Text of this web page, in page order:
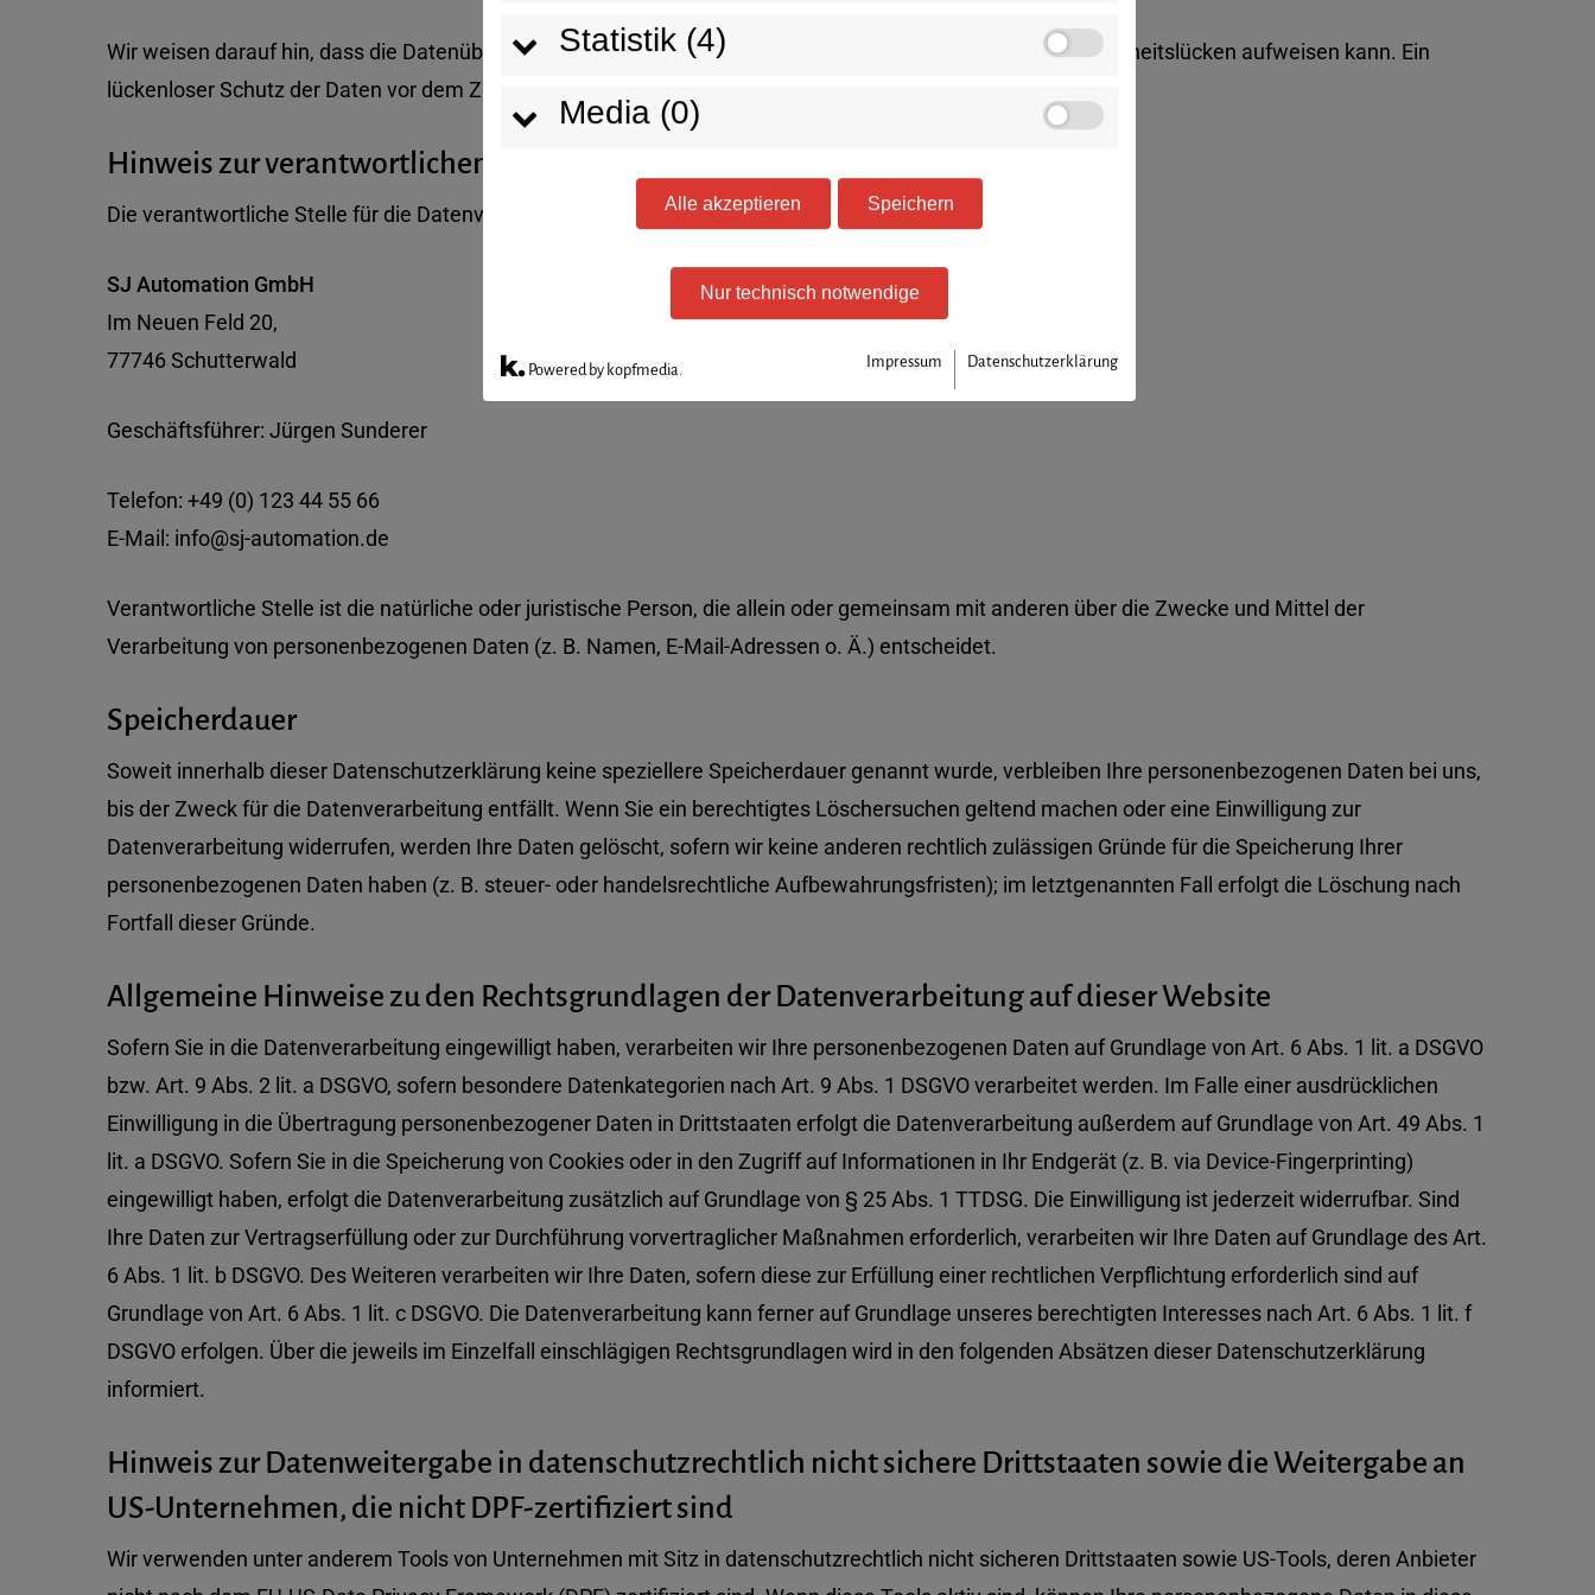
Statistik (4)
Media (0)
Alle akzeptieren Speichern
Nur technisch notwendige
Powered by kopfmedia. Impressum Datenschutzerklärung
Wir weisen darauf hin, dass die Datenübertragung im Internet (z. B. bei der Kommunikation per E-Mail) Sicherheitslücken aufweisen kann. Ein
lückenloser Schutz der Daten vor dem Zugriff durch Dritte ist nicht möglich.
Hinweis zur verantwortlichen Stelle
Die verantwortliche Stelle für die Datenverarbeitung auf dieser Website ist:
SJ Automation GmbH
Im Neuen Feld 20,
77746 Schutterwald
Geschäftsführer: Jürgen Sunderer
Telefon: +49 (0) 123 44 55 66
E-Mail: info@sj-automation.de
Verantwortliche Stelle ist die natürliche oder juristische Person, die allein oder gemeinsam mit anderen über die Zwecke und Mittel der
Verarbeitung von personenbezogenen Daten (z. B. Namen, E-Mail-Adressen o. Ä.) entscheidet.
Speicherdauer
Soweit innerhalb dieser Datenschutzerklärung keine speziellere Speicherdauer genannt wurde, verbleiben Ihre personenbezogenen Daten bei uns,
bis der Zweck für die Datenverarbeitung entfällt. Wenn Sie ein berechtigtes Löschersuchen geltend machen oder eine Einwilligung zur
Datenverarbeitung widerrufen, werden Ihre Daten gelöscht, sofern wir keine anderen rechtlich zulässigen Gründe für die Speicherung Ihrer
personenbezogenen Daten haben (z. B. steuer- oder handelsrechtliche Aufbewahrungsfristen); im letztgenannten Fall erfolgt die Löschung nach
Fortfall dieser Gründe.
Allgemeine Hinweise zu den Rechtsgrundlagen der Datenverarbeitung auf dieser Website
Sofern Sie in die Datenverarbeitung eingewilligt haben, verarbeiten wir Ihre personenbezogenen Daten auf Grundlage von Art. 6 Abs. 1 lit. a DSGVO
bzw. Art. 9 Abs. 2 lit. a DSGVO, sofern besondere Datenkategorien nach Art. 9 Abs. 1 DSGVO verarbeitet werden. Im Falle einer ausdrücklichen
Einwilligung in die Übertragung personenbezogener Daten in Drittstaaten erfolgt die Datenverarbeitung außerdem auf Grundlage von Art. 49 Abs. 1
lit. a DSGVO. Sofern Sie in die Speicherung von Cookies oder in den Zugriff auf Informationen in Ihr Endgerät (z. B. via Device-Fingerprinting)
eingewilligt haben, erfolgt die Datenverarbeitung zusätzlich auf Grundlage von § 25 Abs. 1 TTDSG. Die Einwilligung ist jederzeit widerrufbar. Sind
Ihre Daten zur Vertragserfüllung oder zur Durchführung vorvertraglicher Maßnahmen erforderlich, verarbeiten wir Ihre Daten auf Grundlage des Art.
6 Abs. 1 lit. b DSGVO. Des Weiteren verarbeiten wir Ihre Daten, sofern diese zur Erfüllung einer rechtlichen Verpflichtung erforderlich sind auf
Grundlage von Art. 6 Abs. 1 lit. c DSGVO. Die Datenverarbeitung kann ferner auf Grundlage unseres berechtigten Interesses nach Art. 6 Abs. 1 lit. f
DSGVO erfolgen. Über die jeweils im Einzelfall einschlägigen Rechtsgrundlagen wird in den folgenden Absätzen dieser Datenschutzerklärung
informiert.
Hinweis zur Datenweitergabe in datenschutzrechtlich nicht sichere Drittstaaten sowie die Weitergabe an
US-Unternehmen, die nicht DPF-zertifiziert sind
Wir verwenden unter anderem Tools von Unternehmen mit Sitz in datenschutzrechtlich nicht sicheren Drittstaaten sowie US-Tools, deren Anbieter